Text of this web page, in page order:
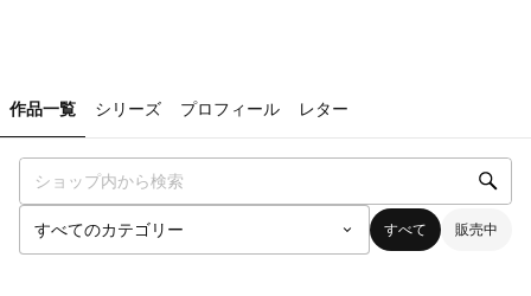
作品一覧 シリーズ プロフィール レター
すべて 販売中